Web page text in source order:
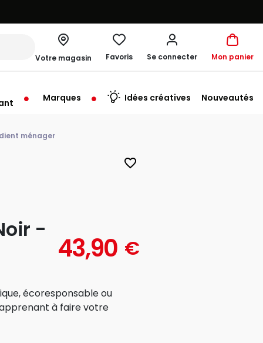
Votre magasin
à 19:30
Favoris Se connecter Mon panier
Marques Idées créatives Nouveautés
ménager
favorite_border
-
43,90 €
écoresponsable ou
à faire votre